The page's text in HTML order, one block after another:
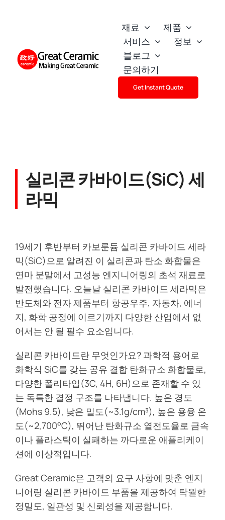
재료
제품
서비스
정보
블로그
문의하기
Get Instant Quote
실리콘 카바이드(SiC) 세
라믹
19세기 후반부터 카보룬듐 실리콘 카바이드 세라
믹(SiC)으로 알려진 이 실리콘과 탄소 화합물은
연마 분말에서 고성능 엔지니어링의 초석 재료로
발전했습니다. 오늘날 실리콘 카바이드 세라믹은
반도체와 전자 제품부터 항공우주, 자동차, 에너
지, 화학 공정에 이르기까지 다양한 산업에서 없
어서는 안 될 필수 요소입니다.
실리콘 카바이드란 무엇인가요? 과학적 용어로
화학식 SiC를 갖는 공유 결합 탄화규소 화합물로,
다양한 폴리타입(3C, 4H, 6H)으로 존재할 수 있
는 독특한 결정 구조를 나타냅니다. 높은 경도
(Mohs 9.5), 낮은 밀도(~3.1g/cm³), 높은 용융 온
도(~2,700°C), 뛰어난 탄화규소 열전도율로 금속
이나 플라스틱이 실패하는 까다로운 애플리케이
션에 이상적입니다.
Great Ceramic은 고객의 요구 사항에 맞춘 엔지
니어링 실리콘 카바이드 부품을 제공하여 탁월한
정밀도, 일관성 및 신뢰성을 제공합니다.